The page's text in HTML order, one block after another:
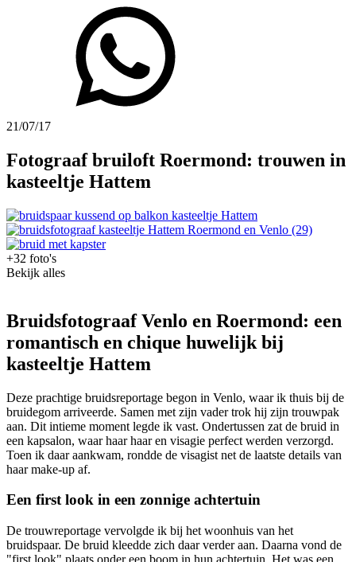
21/07/17
Fotograaf bruiloft Roermond: trouwen in
kasteeltje Hattem
+32 foto's
Bekijk alles
Bruidsfotograaf Venlo en Roermond: een
romantisch en chique huwelijk bij
kasteeltje Hattem
Deze prachtige bruidsreportage begon in Venlo, waar ik thuis bij de
bruidegom arriveerde. Samen met zijn vader trok hij zijn trouwpak
aan. Dit intieme moment legde ik vast. Ondertussen zat de bruid in
een kapsalon, waar haar haar en visagie perfect werden verzorgd.
Toen ik daar aankwam, rondde de visagist net de laatste details van
haar make-up af.
Een first look in een zonnige achtertuin
De trouwreportage vervolgde ik bij het woonhuis van het
bruidspaar. De bruid kleedde zich daar verder aan. Daarna vond de
"first look" plaats onder een boom in hun achtertuin. Het was een